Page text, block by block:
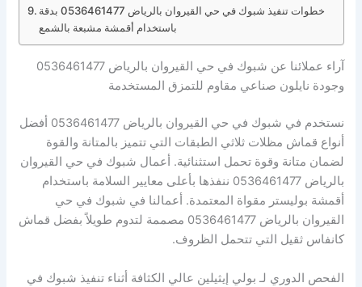
خطوات تنفيذ شبوك في حي القيروان بالرياض 0536461477 بدقة
باستخدام أقمشة مشبعة بالشمع
آراء عملائنا عن شبوك في حي القيروان بالرياض 0536461477
وجودة نايلون صناعي مقاوم للتمزق المستخدمة
نستخدم في شبوك في حي القيروان بالرياض 0536461477 أفضل
أنواع قماش مظلات ثلاثي الطبقات التي تتميز بالمتانة والقوة
لضمان متانة وقوة تحمل استثنائية. أعمال شبوك في حي القيروان
بالرياض 0536461477 ننفذها بأعلى معايير السلامة باستخدام
أقمشة بوليستر مقواة المعتمدة. أعمالنا في شبوك في حي
القيروان بالرياض 0536461477 مصممة لتدوم طويلاً بفضل قماش
كانفاس ثقيل التي تتحمل الظروف.
الفحص الدوري لـ بولي إيثيلين عالي الكثافة أثناء تنفيذ شبوك في